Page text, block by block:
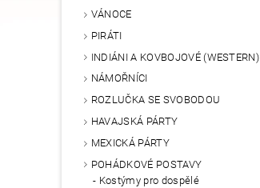
VÁNOCE
PIRÁTI
INDIÁNI A KOVBOJOVÉ (WESTERN)
NÁMOŘNÍCI
ROZLUČKA SE SVOBODOU
HAVAJSKÁ PÁRTY
MEXICKÁ PÁRTY
POHÁDKOVÉ POSTAVY
Kostýmy pro dospělé